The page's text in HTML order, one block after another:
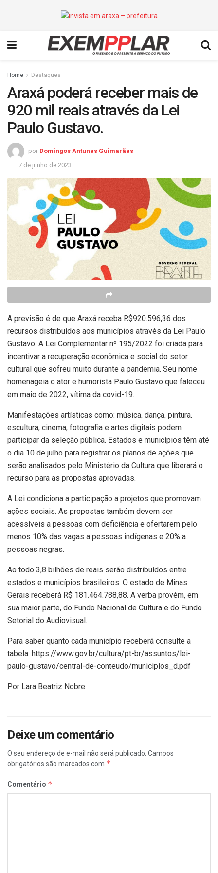
Home Destaques
Araxá poderá receber mais de
920 mil reais através da Lei
Paulo Gustavo.
por Domingos Antunes Guimarães
7 de junho de 2023
A previsão é de que Araxá receba R$920.596,36 dos
recursos distribuídos aos municípios através da Lei Paulo
Gustavo. A Lei Complementar nº 195/2022 foi criada para
incentivar a recuperação econômica e social do setor
cultural que sofreu muito durante a pandemia. Seu nome
homenageia o ator e humorista Paulo Gustavo que faleceu
em maio de 2022, vítima da covid-19.
Manifestações artísticas como: música, dança, pintura,
escultura, cinema, fotografia e artes digitais podem
participar da seleção pública. Estados e municípios têm até
o dia 10 de julho para registrar os planos de ações que
serão analisados pelo Ministério da Cultura que liberará o
recurso para as propostas aprovadas.
A Lei condiciona a participação a projetos que promovam
ações sociais. As propostas também devem ser
acessíveis a pessoas com deficiência e ofertarem pelo
menos 10% das vagas a pessoas indígenas e 20% a
pessoas negras.
Ao todo 3,8 bilhões de reais serão distribuídos entre
estados e municípios brasileiros. O estado de Minas
Gerais receberá R$ 181.464.788,88. A verba provém, em
sua maior parte, do Fundo Nacional de Cultura e do Fundo
Setorial do Audiovisual.
Para saber quanto cada município receberá consulte a
tabela: https://www.gov.br/cultura/pt-br/assuntos/lei-
paulo-gustavo/central-de-conteudo/municipios_d.pdf
Por Lara Beatriz Nobre
Deixe um comentário
O seu endereço de e-mail não será publicado. Campos
obrigatórios são marcados com *
Comentário *